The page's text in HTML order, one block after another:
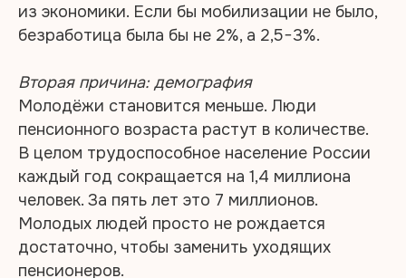
из экономики. Если бы мобилизации не было,
безработица была бы не 2%, а 2,5−3%.
Вторая причина: демография
Молодёжи становится меньше. Люди
пенсионного возраста растут в количестве.
В целом трудоспособное население России
каждый год сокращается на 1,4 миллиона
человек. За пять лет это 7 миллионов.
Молодых людей просто не рождается
достаточно, чтобы заменить уходящих
пенсионеров.